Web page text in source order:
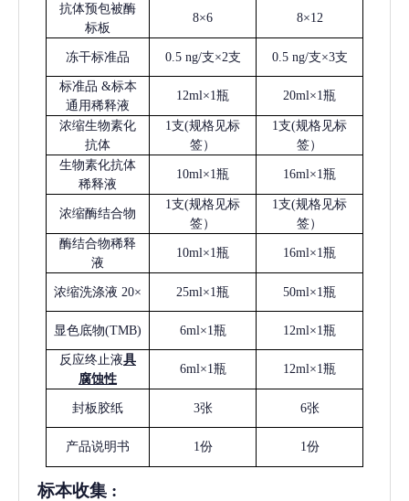
抗体预包被酶
标板
8×6 8×12
冻干标准品 0.5 ng/支×2支 0.5 ng/支×3支
标准品 &标本
通用稀释液
12ml×1瓶 20ml×1瓶
浓缩生物素化
抗体
1支(规格见标
签）
1支(规格见标
签）
生物素化抗体
稀释液
10ml×1瓶 16ml×1瓶
浓缩酶结合物
1支(规格见标
签）
1支(规格见标
签）
酶结合物稀释
液
10ml×1瓶 16ml×1瓶
浓缩洗涤液 20× 25ml×1瓶 50ml×1瓶
显色底物(TMB) 6ml×1瓶 12ml×1瓶
反应终止液具
腐蚀性
6ml×1瓶 12ml×1瓶
封板胶纸 3张 6张
产品说明书 1份 1份
标本收集 :